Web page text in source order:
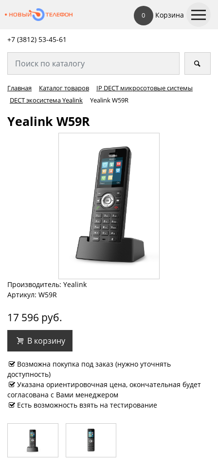
0 Корзина
+7 (3812) 53-45-61
Главная Каталог товаров
IP DECT микросотовые системы
DECT экосистема Yealink
Yealink W59R
Yealink W59R
Производитель: Yealink
Артикул: W59R
17 596 руб.
В корзину
Возможна покупка под заказ (нужно уточнять
доступность)
Указана ориентировочная цена, окончательная будет
согласована с Вами менеджером
Есть возможность взять на тестирование